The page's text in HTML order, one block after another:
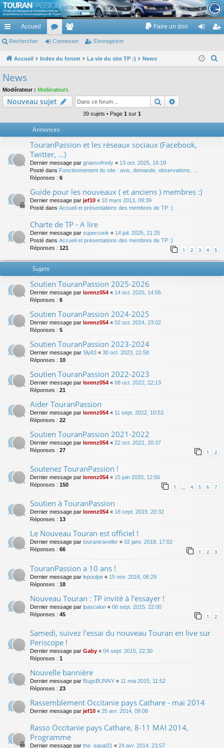
TouranPassion
Le forum des propriétaires ou futurs acquéreurs du Volkswagen Touran
cc
ès
pi
de
Accueil
or
u
e
m
Faire un don
ne nr
Rechercher Connexion S’enregistrer
Accueil Index du forum La vie du site TP :) News
c
News
Modérateur : Modérateurs
Nouveau sujet Rechercher
39 sujets • Page 1 sur 1
Annonces
TouranPassion et les réseaux sociaux (Facebook,
Twitter, ...)
Dernier message par gnanvofredy « 13 oct. 2025, 16:19
Posté dans Fonctionnement du site : avis, demande, observations, ...
Réponses : 6
Guide pour les nouveaux ( et anciens ) membres :)
Dernier message par jef10 « 10 mars 2013, 09:39
Posté dans Accueil et présentations des membres de TP :)
Charte de TP - A lire
Dernier message par supercook « 14 juil. 2025, 21:25
Posté dans Accueil et présentations des membres de TP :)
Réponses : 121 1 2 3 4 5
Sujets
Soutien TouranPassion 2025-2026
Dernier message par lorenz054 « 14 oct. 2025, 14:56
Réponses : 6
Soutien TouranPassion 2024-2025
Dernier message par lorenz054 « 02 oct. 2024, 23:02
Réponses : 5
Soutien TouranPassion 2023-2024
Dernier message par Sly83 « 30 oct. 2023, 21:58
Réponses : 10
Soutien TouranPassion 2022-2023
Dernier message par lorenz054 « 08 oct. 2022, 22:13
Réponses : 21
Aider TouranPassion
Dernier message par lorenz054 « 11 sept. 2022, 10:53
Réponses : 22
Soutien TouranPassion 2021-2022
Dernier message par lorenz054 « 22 oct. 2021, 20:37
Réponses : 27 1 2
Soutenez TouranPassion !
Dernier message par lorenz054 « 15 juin 2020, 12:56
Réponses : 150 1 … 4 5 6 7
Soutien à TouranPassion
Dernier message par lorenz054 « 18 sept. 2019, 20:32
Réponses : 13
Le Nouveau Touran est officiel !
Dernier message par tourantraveller « 02 janv. 2018, 17:02
Réponses : 66 1 2 3
TouranPassion a 10 ans !
Dernier message par lepoulpe « 15 nov. 2016, 06:29
Réponses : 18
Nouveau Touran : TP invité à l'essayer !
Dernier message par lpascalon « 06 sept. 2015, 22:00
Réponses : 45 1 2
Samedi, suivez l'essai du nouveau Touran en live sur
Periscope !
Dernier message par Gaby « 04 sept. 2015, 22:30
Réponses : 1
Nouvelle bannière
Dernier message par BugsBUNNY « 11 mai 2015, 11:52
Réponses : 23
Rassemblement Occitanie pays Cathare - mai 2014
Dernier message par jef10 « 25 avr. 2014, 09:08
Rasso Occitanie pays Cathare, 8-11 MAI 2014,
Programme
Dernier message par the_squal31 « 24 avr. 2014, 23:57